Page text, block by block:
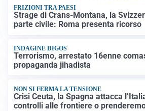
FRIZIONI TRA PAESI
Strage di Crans-Montana, la
parte civile: Roma presenta ricorso
INDAGINE DIGOS
Terrorismo, arrestato 16enne
propaganda jihadista
NON SI FERMA LA TENSIONE
Crisi Ceuta, la Spagna attacca
controlli alle frontiere o